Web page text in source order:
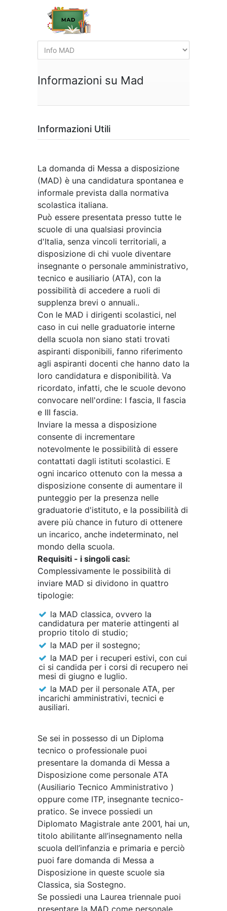
Informazioni su Mad
Informazioni Utili
La domanda di Messa a disposizione
(MAD) è una candidatura spontanea e
informale prevista dalla normativa
scolastica italiana.
Può essere presentata presso tutte le
scuole di una qualsiasi provincia
d'Italia, senza vincoli territoriali, a
disposizione di chi vuole diventare
insegnante o personale amministrativo,
tecnico e ausiliario (ATA), con la
possibilità di accedere a ruoli di
supplenza brevi o annuali..
Con le MAD i dirigenti scolastici, nel
caso in cui nelle graduatorie interne
della scuola non siano stati trovati
aspiranti disponibili, fanno riferimento
agli aspiranti docenti che hanno dato la
loro candidatura e disponibilità. Va
ricordato, infatti, che le scuole devono
convocare nell'ordine: I fascia, II fascia
e III fascia.
Inviare la messa a disposizione
consente di incrementare
notevolmente le possibilità di essere
contattati dagli istituti scolastici. E
ogni incarico ottenuto con la messa a
disposizione consente di aumentare il
punteggio per la presenza nelle
graduatorie d'istituto, e la possibilità di
avere più chance in futuro di ottenere
un incarico, anche indeterminato, nel
mondo della scuola.
Requisiti - i singoli casi:
Complessivamente le possibilità di
inviare MAD si dividono in quattro
tipologie:
la MAD classica, ovvero la
candidatura per materie attingenti al
proprio titolo di studio;
la MAD per il sostegno;
la MAD per i recuperi estivi, con cui
ci si candida per i corsi di recupero nei
mesi di giugno e luglio.
la MAD per il personale ATA, per
incarichi amministrativi, tecnici e
ausiliari.
Se sei in possesso di un Diploma
tecnico o professionale puoi
presentare la domanda di Messa a
Disposizione come personale ATA
(Ausiliario Tecnico Amministrativo )
oppure come ITP, insegnante tecnico-
pratico. Se invece possiedi un
Diplomato Magistrale ante 2001, hai un,
titolo abilitante all’insegnamento nella
scuola dell’infanzia e primaria e perciò
puoi fare domanda di Messa a
Disposizione in queste scuole sia
Classica, sia Sostegno.
Se possiedi una Laurea triennale puoi
presentare la MAD come personale